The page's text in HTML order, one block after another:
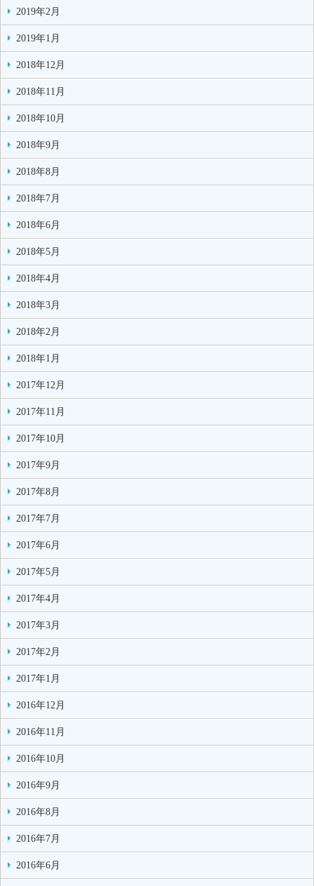
2019年2月
2019年1月
2018年12月
2018年11月
2018年10月
2018年9月
2018年8月
2018年7月
2018年6月
2018年5月
2018年4月
2018年3月
2018年2月
2018年1月
2017年12月
2017年11月
2017年10月
2017年9月
2017年8月
2017年7月
2017年6月
2017年5月
2017年4月
2017年3月
2017年2月
2017年1月
2016年12月
2016年11月
2016年10月
2016年9月
2016年8月
2016年7月
2016年6月